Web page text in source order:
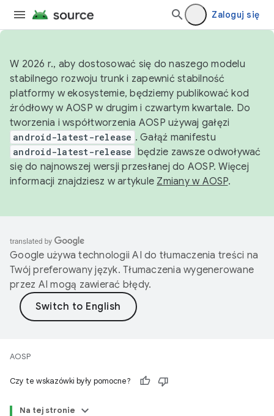
Zaloguj się
W 2026 r., aby dostosować się do naszego modelu
stabilnego rozwoju trunk i zapewnić stabilność
platformy w ekosystemie, będziemy publikować kod
źródłowy w AOSP w drugim i czwartym kwartale. Do
tworzenia i współtworzenia AOSP używaj gałęzi
android-latest-release . Gałąź manifestu
android-latest-release będzie zawsze odwoływać
się do najnowszej wersji przesłanej do AOSP. Więcej
informacji znajdziesz w artykule Zmiany w AOSP.
Google używa technologii AI do tłumaczenia treści na
Twój preferowany język. Tłumaczenia wygenerowane
przez AI mogą zawierać błędy.
AOSP
Czy te wskazówki były pomocne?
Na tej stronie